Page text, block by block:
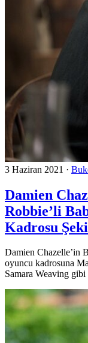
3 Haziran 2021 ·
Damien
Robbie’li
Kadrosu
Damien Chazelle’in
oyuncu kadrosuna
Samara Weaving